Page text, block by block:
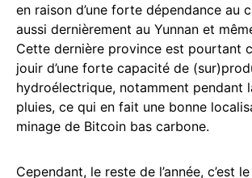
en raison d’une forte dépendance au
aussi dernièrement au Yunnan et
Cette dernière province est pourtant
jouir d’une forte capacité de
hydroélectrique, notamment pendant
pluies, ce qui en fait une bonne
minage de Bitcoin bas carbone.
Cependant, le reste de l’année, c’est